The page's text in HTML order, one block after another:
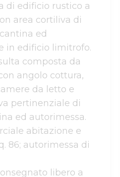
di edificio rustico a
area cortiliva di
ed
in edificio limitrofo.
composta da
angolo cottura,
da letto e
pertinenziale di
ed autorimessa.
abitazione e
86; autorimessa di
libero a